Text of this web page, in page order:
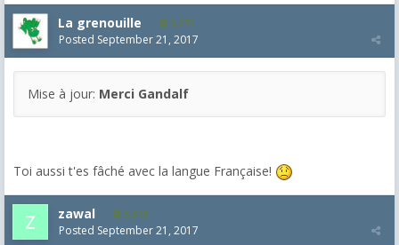
La grenouille 3,271
Posted September 21, 2017
Mise à jour: Merci Gandalf
Toi aussi t'es fâché avec la langue Française!
zawal 3,318
Posted September 21, 2017